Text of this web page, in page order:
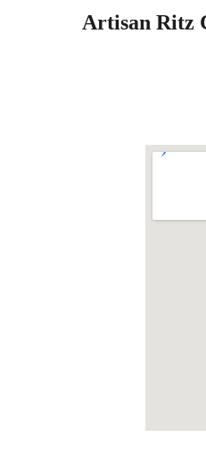
Artisan Ritz